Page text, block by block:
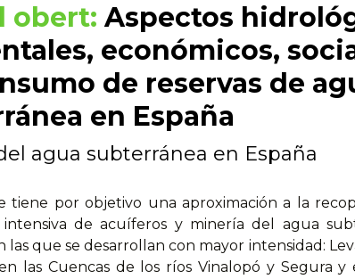
obert: Aspectos
económicos,
de reservas de
en España
agua subterránea en España
tiene por objetivo una aproximación a la
intensiva de acuíferos y minería del agua
las que se desarrollan con mayor intensidad:
las Cuencas de los ríos Vinalopó y Segura